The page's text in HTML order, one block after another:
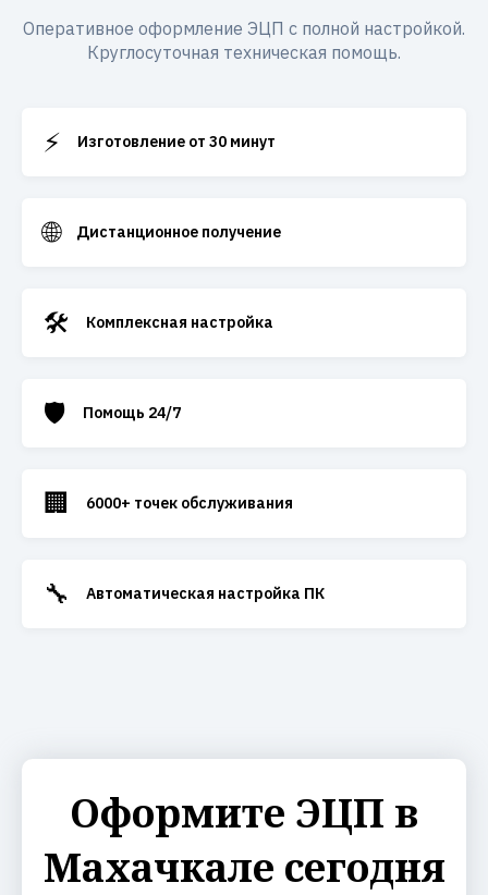
Оперативное оформление ЭЦП с полной настройкой.
Круглосуточная техническая помощь.
⚡ Изготовление от 30 минут
🌐 Дистанционное получение
🛠️ Комплексная настройка
🛡️ Помощь 24/7
🏢 6000+ точек обслуживания
🔧 Автоматическая настройка ПК
Оформите ЭЦП в
Махачкале сегодня